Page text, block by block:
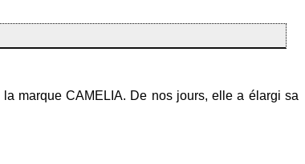
marque CAMELIA. De nos jours, elle a élargi sa